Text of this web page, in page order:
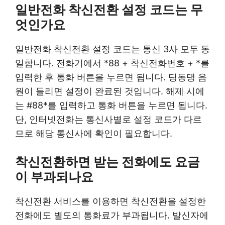
일반전화 착신전환 설정 코드는 무
엇인가요
일반전화 착신전환 설정 코드는 통신 3사 모두 동
일합니다. 전화기에서 *88 + 착신전화번호 + *를
입력한 후 통화 버튼을 누르면 됩니다. 딩동댕 음
원이 들리면 설정이 완료된 것입니다. 해제 시에
는 #88*를 입력하고 통화 버튼을 누르면 됩니다.
단, 인터넷전화는 통신사별로 설정 코드가 다르
므로 해당 통신사에 확인이 필요합니다.
착신전환하면 받는 전화에도 요금
이 부과되나요
착신전환 서비스를 이용하면 착신전환을 설정한
전화에도 별도의 통화료가 부과됩니다. 발신자에